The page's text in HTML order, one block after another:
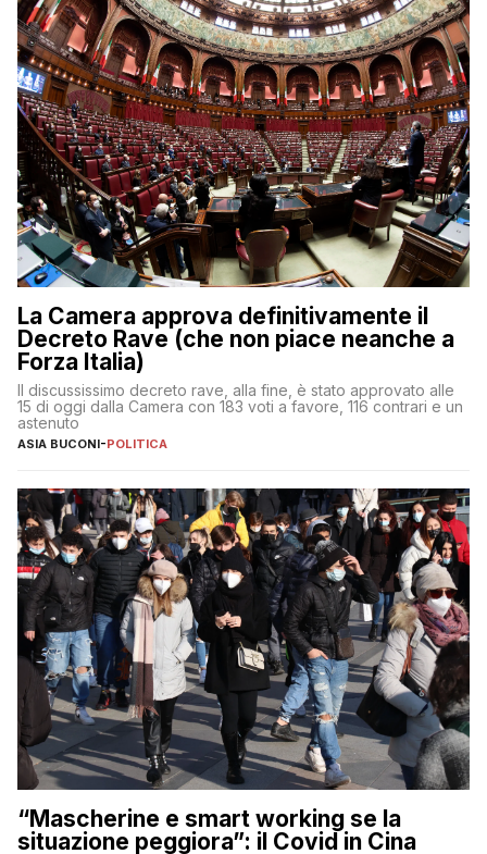
La Camera approva definitivamente il
Decreto Rave (che non piace neanche a
Forza Italia)
Il discussissimo decreto rave, alla fine, è stato approvato alle
15 di oggi dalla Camera con 183 voti a favore, 116 contrari e un
astenuto
ASIA BUCONI-POLITICA
“Mascherine e smart working se la
situazione peggiora”: il Covid in Cina